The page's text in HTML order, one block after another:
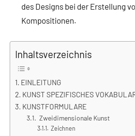
des Designs bei der Erstellung
Kompositionen.
Inhaltsverzeichnis
EINLEITUNG
KUNST SPEZIFISCHES
KUNSTFORMULARE
Zweidimensionale Kunst
Zeichnen